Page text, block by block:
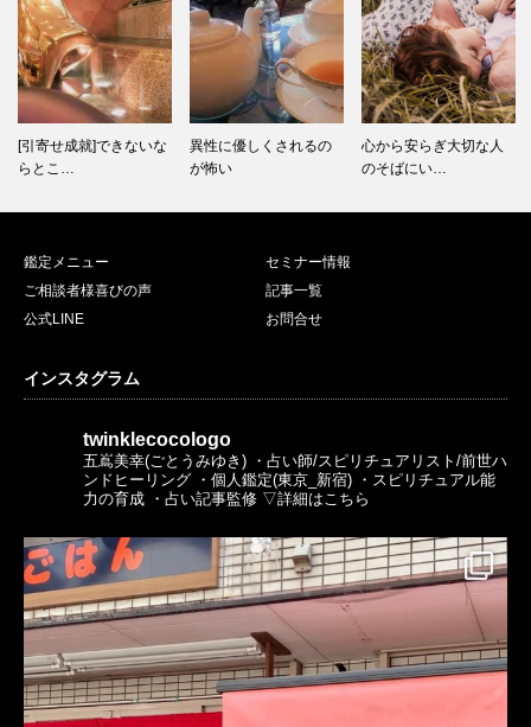
異性に優しくされるの
が怖い
心から安らぎ大切な人
のそばにい…
[心理テスト有]【あなた
の魅力…
鑑定メニュー
セミナー情報
ご相談者様喜びの声
記事一覧
公式LINE
お問合せ
インスタグラム
twinklecocologo
五嶌美幸(ごとうみゆき) ・占い師/スピリチュアリスト/前世ハ
ンドヒーリング ・個人鑑定(東京_新宿) ・スピリチュアル能
力の育成 ・占い記事監修 ▽詳細はこちら